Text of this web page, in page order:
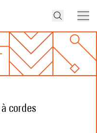
cordes